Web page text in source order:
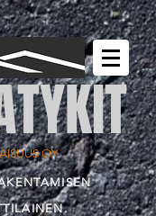
OY